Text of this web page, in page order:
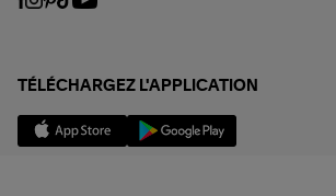
TÉLÉCHARGEZ L'APPLICATION